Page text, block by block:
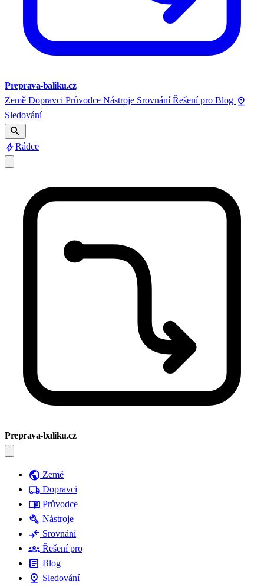
Preprava-baliku.cz
Země Dopravci Průvodce Nástroje Srovnání Řešení pro Blog pin_drop
Sledování
search
boltRádce
Preprava-baliku.cz
public Země
local_shipping Dopravci
menu_book Průvodce
build Nástroje
compare_arrows Srovnání
groups Řešení pro
article Blog
pin_drop Sledování